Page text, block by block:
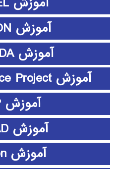
آموزش LUMION
آموزش MAXQDA
آموزش Microsoft Office Project
آموزش PHP
آموزش PSCAD
آموزش python